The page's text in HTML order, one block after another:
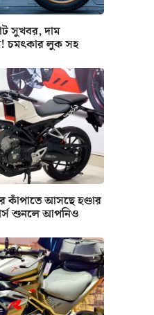
সুখবর, দাম
চমৎকার লুক সহ
কাঁপাতে আসছে হণ্ডার
শুনলে আপনিও